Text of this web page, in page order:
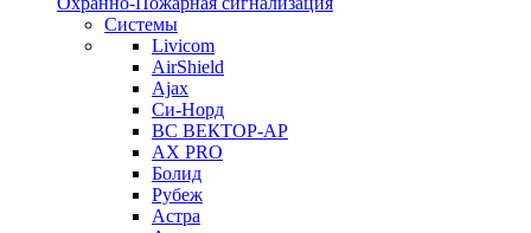
Системы
Livicom
AirShield
Ajax
Си-Норд
ВС ВЕКТОР-АР
AX PRO
Болид
Рубеж
Астра